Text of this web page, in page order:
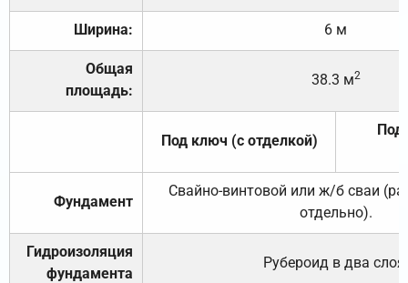
Ширина: 6 м
Общая
площадь:
38.3 м2
Под ключ (с отделкой)
Под
Фундамент
Свайно-винтовой или ж/б сваи
отдельно).
Гидроизоляция
фундамента
Рубероид в два слоя.